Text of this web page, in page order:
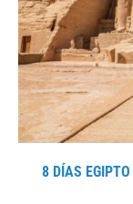
8 DÍAS